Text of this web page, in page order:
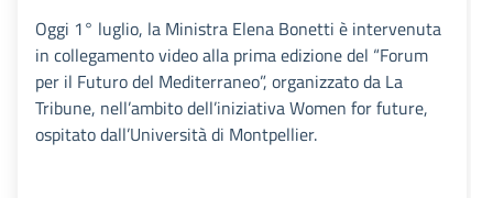
Oggi 1° luglio, la Ministra Elena Bonetti è intervenuta
in collegamento video alla prima edizione del “Forum
per il Futuro del Mediterraneo”, organizzato da La
Tribune, nell’ambito dell’iniziativa Women for future,
ospitato dall’Università di Montpellier.